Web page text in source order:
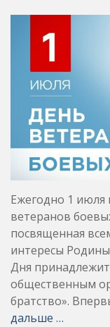
Ежегодно 1 июля
ветеранов
посвященная
интересы
Дня
общественным
братство».
дальше …